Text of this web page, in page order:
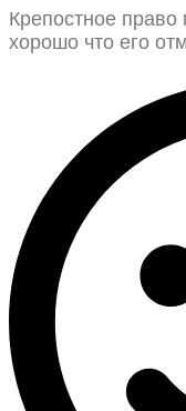
Крепостное право
хорошо что его